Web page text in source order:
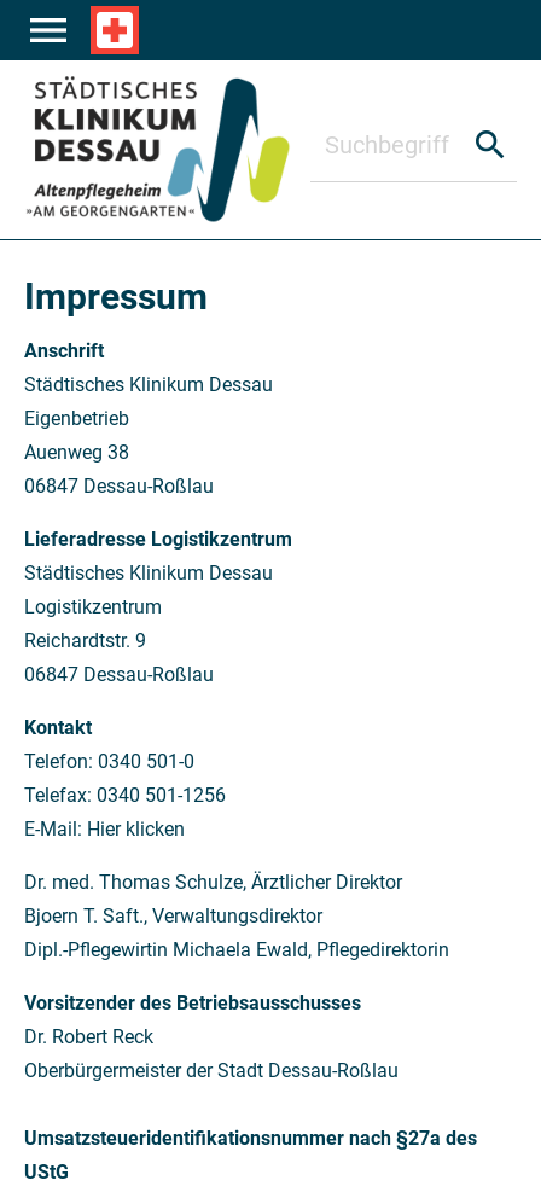
Zum Hauptinhalt springen
menu local_hospital
search
Impressum
Anschrift
Städtisches Klinikum Dessau
Eigenbetrieb
Auenweg 38
06847 Dessau-Roßlau
Lieferadresse Logistikzentrum
Städtisches Klinikum Dessau
Logistikzentrum
Reichardtstr. 9
06847 Dessau-Roßlau
Kontakt
Telefon: 0340 501-0
Telefax: 0340 501-1256
E-Mail: Hierklicken
Dr. med. Thomas Schulze, Ärztlicher Direktor
Bjoern T. Saft., Verwaltungsdirektor
Dipl.-Pflegewirtin Michaela Ewald, Pflegedirektorin
Vorsitzender des Betriebsausschusses
Dr. Robert Reck
Oberbürgermeister der Stadt Dessau-Roßlau
Umsatzsteueridentifikationsnummer nach §27a des
UStG